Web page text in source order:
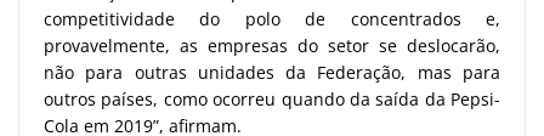
competitividade do polo de concentrados e,
provavelmente, as empresas do setor se deslocarão,
não para outras unidades da Federação, mas para
outros países, como ocorreu quando da saída da Pepsi-
Cola em 2019”, afirmam.